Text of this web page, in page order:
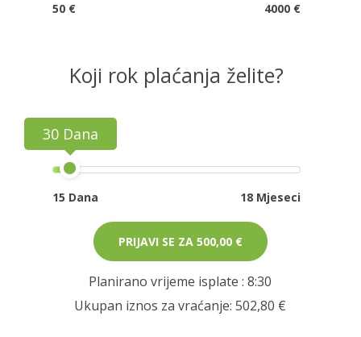
50 € 4000 €
Koji rok plaćanja želite?
30 Dana
15 Dana 18 Mjeseci
PRIJAVI SE ZA 500,00 €
Planirano vrijeme isplate: 8:30
Ukupan iznos za vraćanje:502,80 €